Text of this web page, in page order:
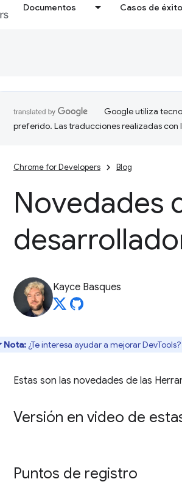
Documentos Casos de éxito
Google utiliza
preferido. Las traducciones realizadas con
Chrome for Developers Blog
Novedades
Kayce Basques
Nota: ¿Te interesa ayudar a mejorar
Estas son las novedades de las
Versión en video de
Puntos de registro